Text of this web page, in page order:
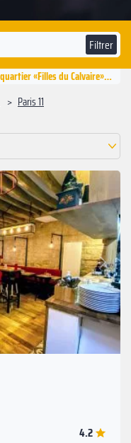
Filtrer
Restaurants avec karaoké à réserver dans le quartier «Filles du Calvaire», Paris 11
Paris 11
Suivant
4.2